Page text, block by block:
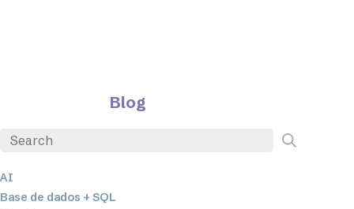
Blog
AI
Base de dados + SQL